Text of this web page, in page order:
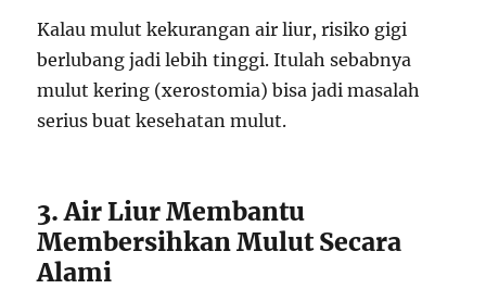
Kalau mulut kekurangan air liur, risiko gigi
berlubang jadi lebih tinggi. Itulah sebabnya
mulut kering (xerostomia) bisa jadi masalah
serius buat kesehatan mulut.
3. Air Liur Membantu
Membersihkan Mulut Secara
Alami